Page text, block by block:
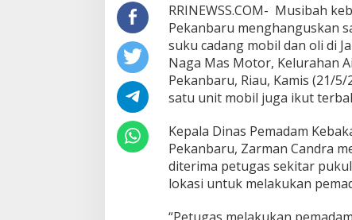
RRINEWSS.COM- Musibah
Pekanbaru menghanguskan
suku cadang mobil dan oli di
Naga Mas Motor, Kelurahan
Pekanbaru, Riau, Kamis (21/
satu unit mobil juga ikut
Kepala Dinas Pemadam
Pekanbaru, Zarman Candra
diterima petugas sekitar
lokasi untuk melakukan
Bahas Sekolah Nasional Terpadu,
Empat Kepala Daerah Temui
Bapas dan
Nota
Pelaksanaan
Di Dumai 06/08/2026